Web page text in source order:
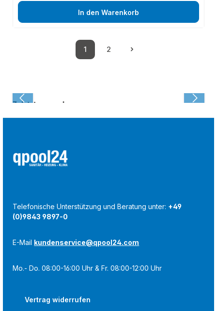
In den Warenkorb
Seite
1
Seite
2
Zuletzt angesehen:
Telefonische Unterstützung und Beratung unter: +49
(0)9843 9897-0
E-Mail kundenservice@qpool24.com
Mo.- Do. 08:00-16:00 Uhr & Fr. 08:00-12:00 Uhr
Vertrag widerrufen